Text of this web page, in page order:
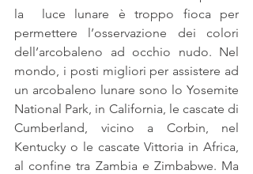
la  luce lunare è troppo fioca per
permettere l’osservazione dei colori
dell’arcobaleno ad occhio nudo. Nel
mondo, i posti migliori per assistere ad
un arcobaleno lunare sono lo Yosemite
National Park, in California, le cascate di
Cumberland, vicino a Corbin, nel
Kentucky o le cascate Vittoria in Africa,
al confine tra Zambia e Zimbabwe. Ma